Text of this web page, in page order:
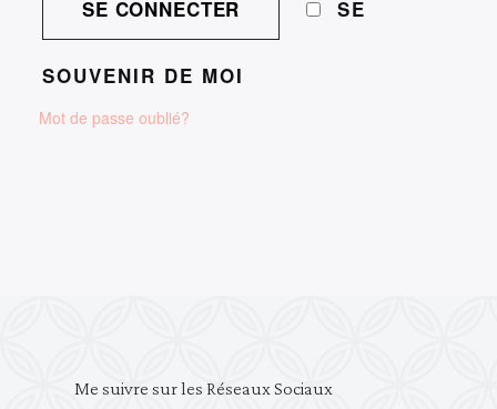
SE
SOUVENIR DE MOI
Mot de passe oublié?
Me suivre sur les Réseaux Sociaux